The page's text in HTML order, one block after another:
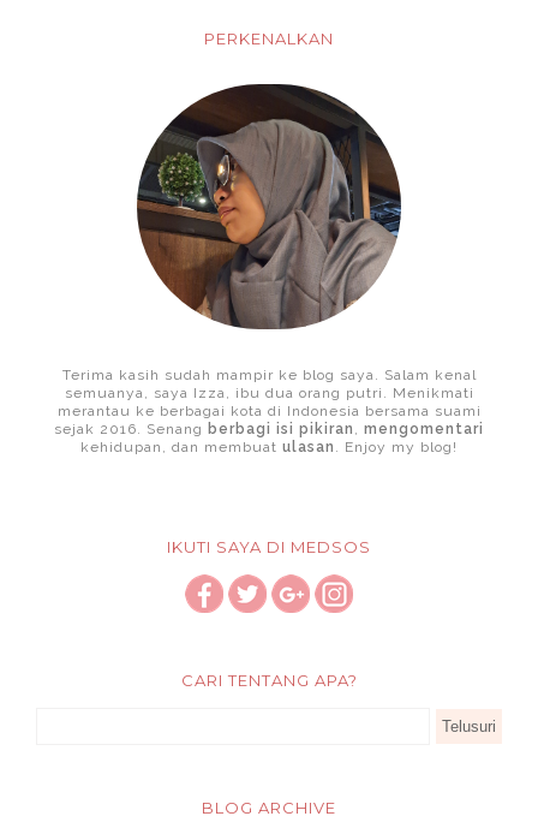
PERKENALKAN
Terima kasih sudah mampir ke blog saya. Salam kenal
semuanya, saya Izza, ibu dua orang putri. Menikmati
merantau ke berbagai kota di Indonesia bersama suami
sejak 2016. Senang berbagi isi pikiran , mengomentari
kehidupan, dan membuat ulasan . Enjoy my blog!
IKUTI SAYA DI MEDSOS
CARI TENTANG APA?
BLOG ARCHIVE